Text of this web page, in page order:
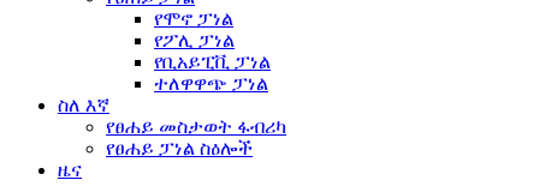
የሞኖ ፓነል
የፖሊ ፓነል
የቢአይፒቪ ፓነል
ተለዋዋጭ ፓነል
ስለ እኛ
የፀሐይ መስታወት ፋብሪካ
የፀሐይ ፓነል ስዕሎች
ዜና